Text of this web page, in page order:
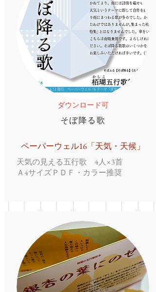
ダウンロード可
​そぼ降る歌
ペーパーウェル16「天気・天候」
天気の見える五行歌 4人×3首
Ａ4サイズＰＤＦ・カラー推奨